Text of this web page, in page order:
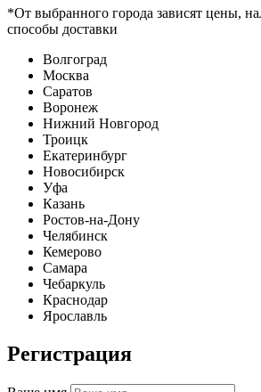
*От выбранного города зависят цены,
способы доставки
Волгоград
Москва
Саратов
Воронеж
Нижний Новгород
Троицк
Екатеринбург
Новосибирск
Уфа
Казань
Ростов-на-Дону
Челябинск
Кемерово
Самара
Чебаркуль
Краснодар
Ярославль
Регистрация